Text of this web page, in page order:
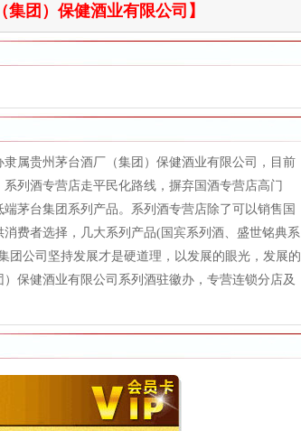
集团）保健酒业有限公司 】
属贵州茅台酒厂（集团）保健酒业有限公司，目前
列酒专营店走平民化路线，摒弃国酒专营店高门
茅台集团系列产品。系列酒专营店除了可以销售国
费者选择，几大系列产品(国宾系列酒、盛世铭典系
公司坚持发展才是硬道理，以发展的眼光，发展的
保健酒业有限公司系列酒驻徽办，专营连锁分店及